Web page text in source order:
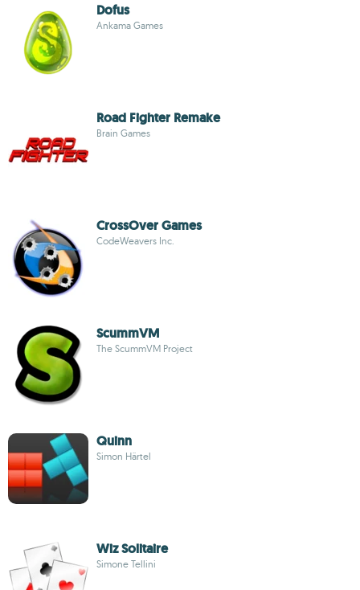
Dofus
Ankama Games
Road Fighter Remake
Brain Games
CrossOver Games
CodeWeavers Inc.
ScummVM
The ScummVM Project
Quinn
Simon Härtel
Wiz Solitaire
Simone Tellini